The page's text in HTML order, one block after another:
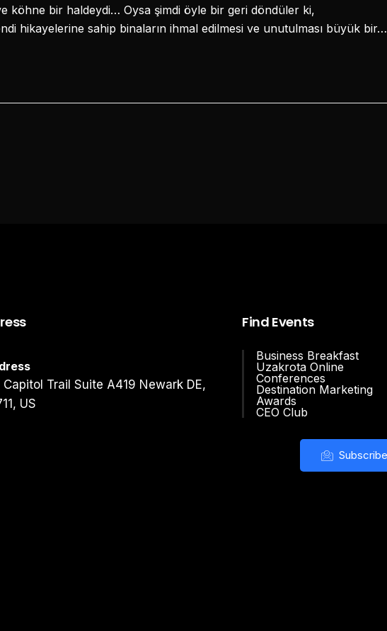
köhne bir haldeydi… Oysa şimdi öyle bir geri döndüler ki,
hikayelerine sahip binaların ihmal edilmesi ve unutulması büyük bir…
Capitol Trail Suite A419 Newark DE,
US
Find Events
Business Breakfast
Uzakrota Online
Conferences
Destination Marketing
Awards
CEO Club